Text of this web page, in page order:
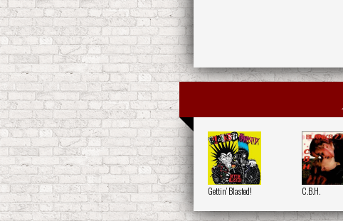
Gettin' Blasted! C.B.H.